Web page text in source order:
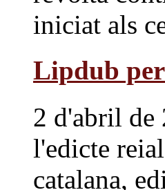
iniciat als
Lipdub
2 d'abril de
l'edicte
catalana,